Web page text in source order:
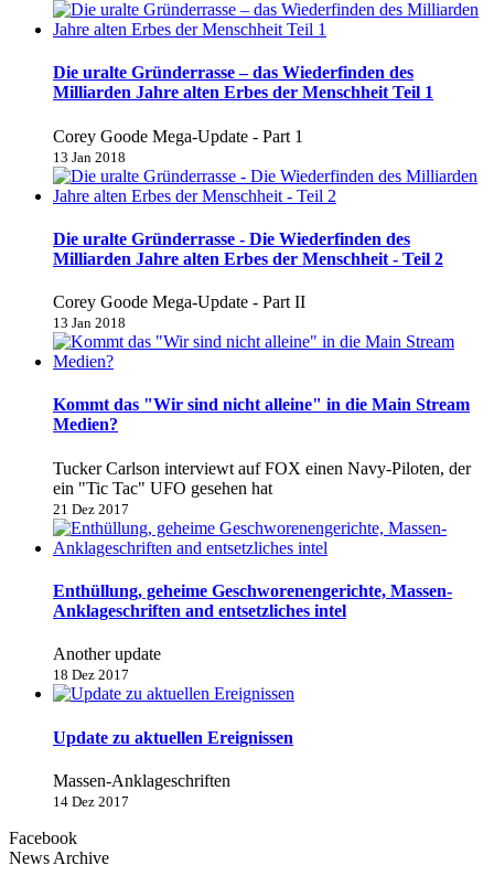
Die uralte Gründerrasse – das Wiederfinden des
Milliarden Jahre alten Erbes der Menschheit Teil 1
Corey Goode Mega-Update - Part 1
13 Jan 2018
Die uralte Gründerrasse - Die Wiederfinden des
Milliarden Jahre alten Erbes der Menschheit - Teil 2
Corey Goode Mega-Update - Part II
13 Jan 2018
Kommt das "Wir sind nicht alleine" in die Main Stream
Medien?
Tucker Carlson interviewt auf FOX einen Navy-Piloten, der
ein "Tic Tac" UFO gesehen hat
21 Dez 2017
Enthüllung, geheime Geschworenengerichte, Massen-
Anklageschriften and entsetzliches intel
Another update
18 Dez 2017
Update zu aktuellen Ereignissen
Massen-Anklageschriften
14 Dez 2017
Facebook
News Archive